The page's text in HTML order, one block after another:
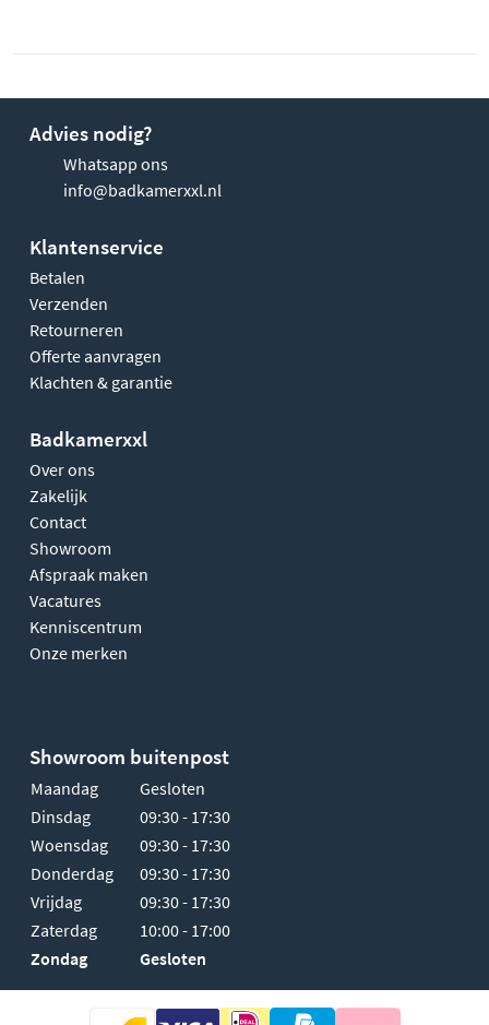
Advies nodig?
Whatsapp ons
info@badkamerxxl.nl
Klantenservice
Betalen
Verzenden
Retourneren
Offerte aanvragen
Klachten & garantie
Badkamerxxl
Over ons
Zakelijk
Contact
Showroom
Afspraak maken
Vacatures
Kenniscentrum
Onze merken
Showroom buitenpost
Maandag
Gesloten
Dinsdag
09:30 - 17:30
Woensdag
09:30 - 17:30
Donderdag
09:30 - 17:30
Vrijdag
09:30 - 17:30
Zaterdag
10:00 - 17:00
Zondag
Gesloten